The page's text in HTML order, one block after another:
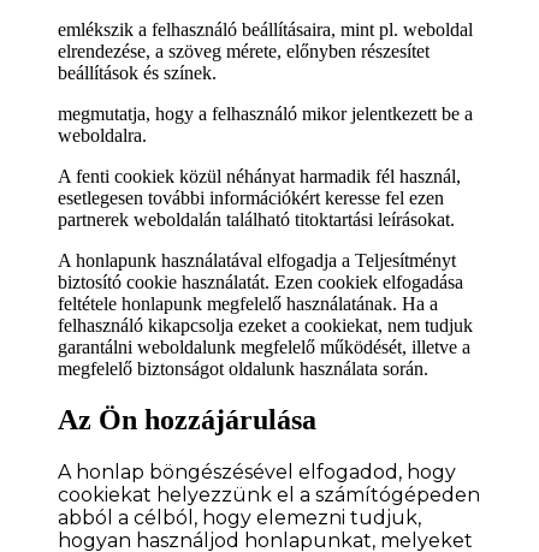
emlékszik a felhasználó beállításaira, mint pl. weboldal
elrendezése, a szöveg mérete, előnyben részesítet
beállítások és színek.
megmutatja, hogy a felhasználó mikor jelentkezett be a
weboldalra.
A fenti cookiek közül néhányat harmadik fél használ,
esetlegesen további információkért keresse fel ezen
partnerek weboldalán található titoktartási leírásokat.
A honlapunk használatával elfogadja a Teljesítményt
biztosító cookie használatát. Ezen cookiek elfogadása
feltétele honlapunk megfelelő használatának. Ha a
felhasználó kikapcsolja ezeket a cookiekat, nem tudjuk
garantálni weboldalunk megfelelő működését, illetve a
megfelelő biztonságot oldalunk használata során.
Az Ön hozzájárulása
A honlap böngészésével elfogadod, hogy
cookiekat helyezzünk el a számítógépeden
abból a célból, hogy elemezni tudjuk,
hogyan használjod honlapunkat, melyeket